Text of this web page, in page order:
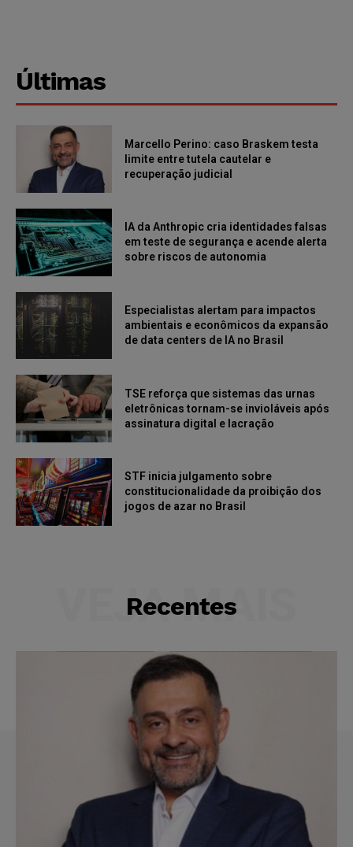
Últimas
Marcello Perino: caso Braskem testa
limite entre tutela cautelar e
recuperação judicial
IA da Anthropic cria identidades falsas
em teste de segurança e acende alerta
sobre riscos de autonomia
Especialistas alertam para impactos
ambientais e econômicos da expansão
de data centers de IA no Brasil
TSE reforça que sistemas das urnas
eletrônicas tornam-se invioláveis após
assinatura digital e lacração
STF inicia julgamento sobre
constitucionalidade da proibição dos
jogos de azar no Brasil
Recentes
VEJA MAIS